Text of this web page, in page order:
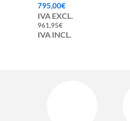
795,00€
IVA EXCL.
961,95€
IVA INCL.